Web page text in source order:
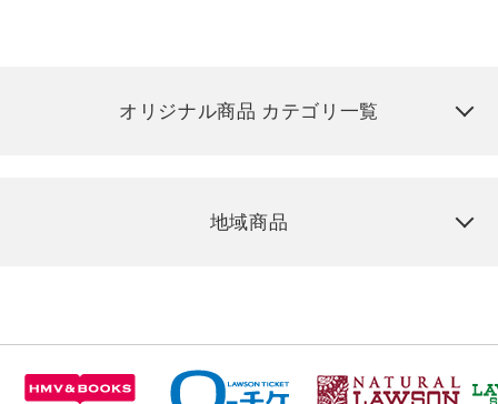
オリジナル商品 カテゴリ一覧
地域商品